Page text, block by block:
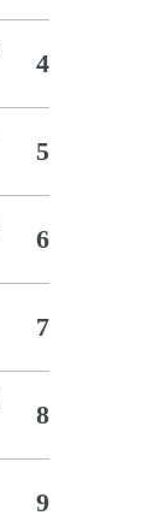
4
5
6
7
8
9